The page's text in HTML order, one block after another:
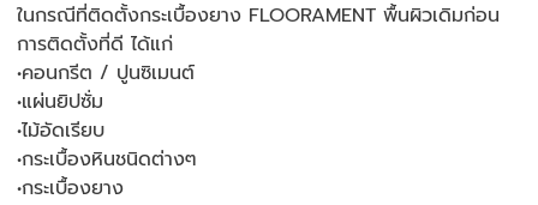
ในกรณีที่ติดตั้งกระเบื้องยาง FLOORAMENT พื้นผิวเดิมก่อน
การติดตั้งที่ดี ได้แก่
•คอนกรีต / ปูนซิเมนต์
•แผ่นยิปซั่ม
•ไม้อัดเรียบ
•กระเบื้องหินชนิดต่างๆ
•กระเบื้องยาง